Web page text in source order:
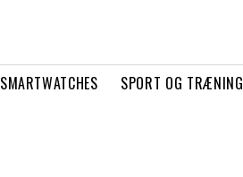
SMARTWATCHES SPORT OG TRÆNING